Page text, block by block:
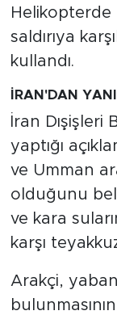
saldırıya
kullandı.
İRAN'DAN
İran Dışişleri
yaptığı
ve Umman
olduğunu
ve kara
karşı
Arakçi,